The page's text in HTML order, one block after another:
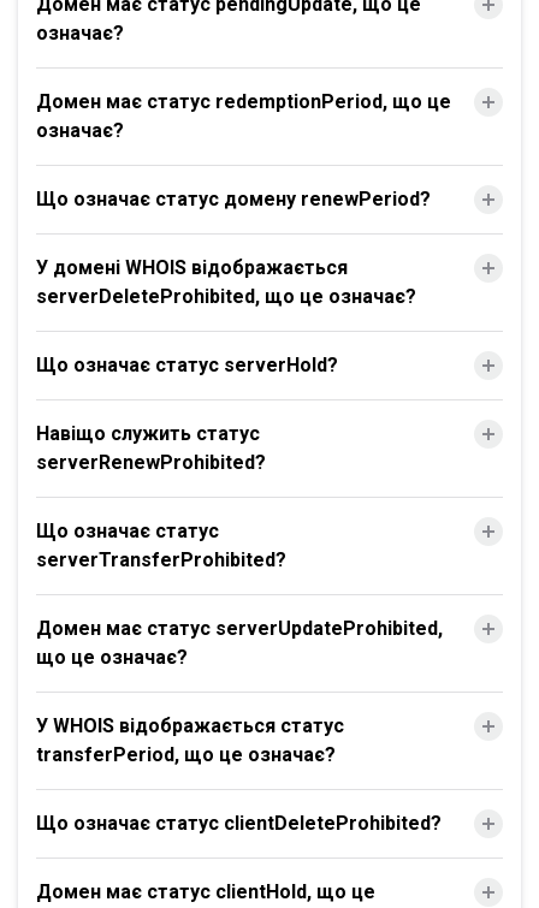
означає?
Домен має статус redemptionPeriod, що це
означає?
Що означає статус домену renewPeriod?
У домені WHOIS відображається
serverDeleteProhibited, що це означає?
Що означає статус serverHold?
Навіщо служить статус
serverRenewProhibited?
Що означає статус
serverTransferProhibited?
Домен має статус serverUpdateProhibited,
що це означає?
У WHOIS відображається статус
transferPeriod, що це означає?
Що означає статус clientDeleteProhibited?
Домен має статус clientHold, що це